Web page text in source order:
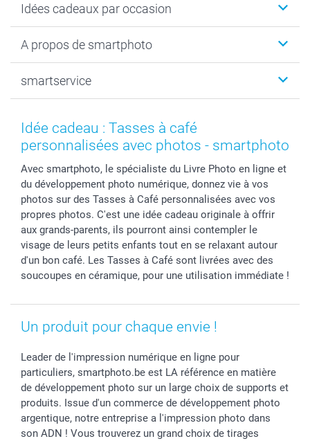
Cadeaux photo
Tirage photo & agrandissement
MyNameBook
Stickers & Etiquettes
Cadres photo, accessoires déco & bonbons
Dénicheur d'idées cadeau
Idées cadeaux par occasion
Anniversaire
Fin d'études
Naissance & baptême
Fête des Pères
Rentrée des classes
Communion
Saint-Valentin
Vacances
A propos de smartphoto
Durabilité
Conditions
Droit de rétraction
Conditions générales
Vie privée
Gestion des cookies
Tarifs
Investisseurs
Droit de rétractation
smartservice
smartgarantie
smartbonus
Modes de paiement
Modes de livraison
Grandes Quantités
Statut de ma commande
Idée cadeau : Tasses à café
personnalisées avec photos - smartphoto
Avec smartphoto, le spécialiste du Livre Photo en ligne et
du développement photo numérique, donnez vie à vos
photos sur des Tasses à Café personnalisées avec vos
propres photos. C'est une idée cadeau originale à offrir
aux grands-parents, ils pourront ainsi contempler le
visage de leurs petits enfants tout en se relaxant autour
d'un bon café. Les Tasses à Café sont livrées avec des
soucoupes en céramique, pour une utilisation immédiate !
Un produit pour chaque envie !
Leader de l'impression numérique en ligne pour
particuliers, smartphoto.be est LA référence en matière
de développement photo sur un large choix de supports et
produits. Issue d'un commerce de développement photo
argentique, notre entreprise a l'impression photo dans
son ADN ! Vous trouverez un grand choix de tirages